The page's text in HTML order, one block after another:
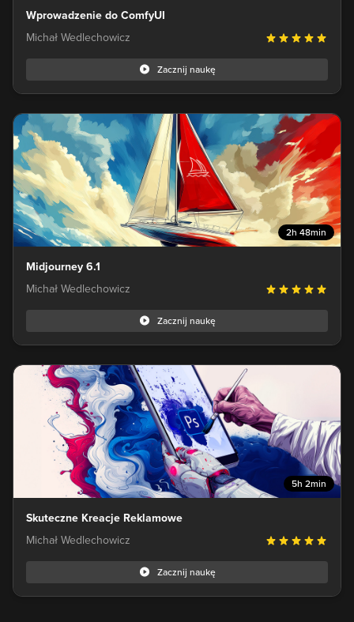
Wprowadzenie do ComfyUI
Michał Wedlechowicz
Zacznij naukę
2h 48min
Midjourney 6.1
Michał Wedlechowicz
Zacznij naukę
5h 2min
Skuteczne Kreacje Reklamowe
Michał Wedlechowicz
Zacznij naukę